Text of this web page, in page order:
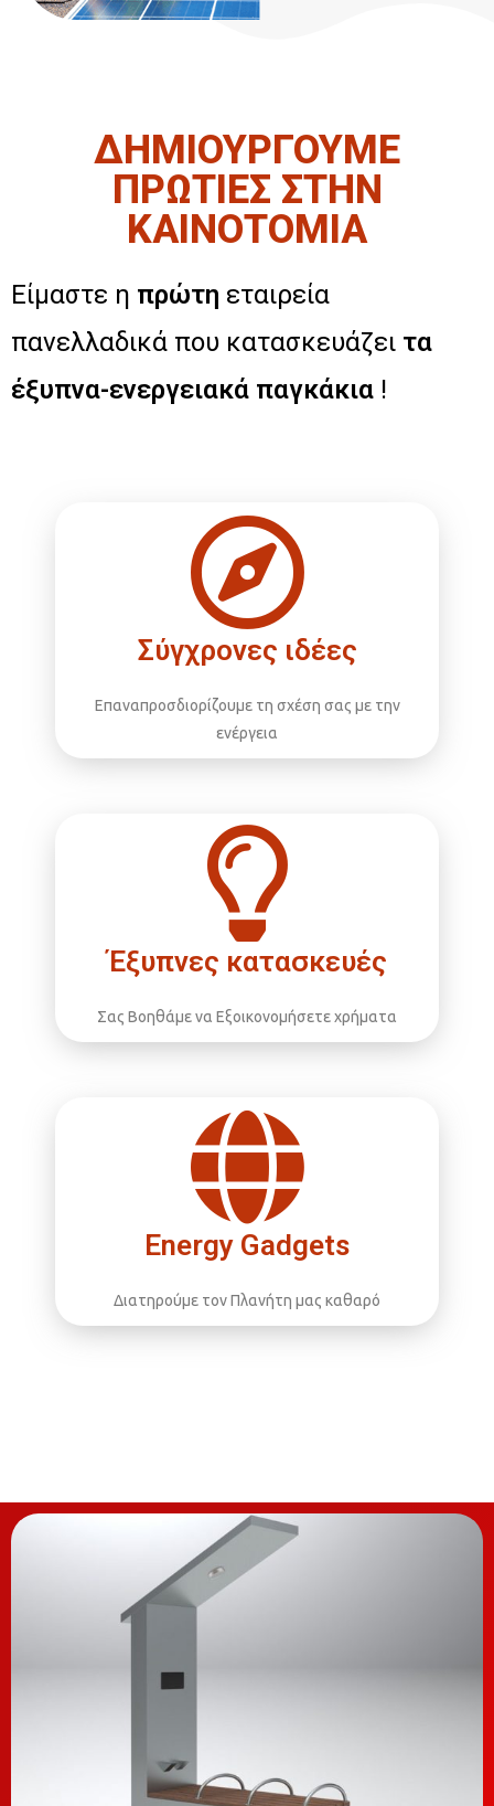
ΔΗΜΙΟΥΡΓΟΥΜΕ
ΠΡΩΤΙΕΣ ΣΤΗΝ
ΚΑΙΝΟΤΟΜΙΑ
Είμαστε η πρώτη εταιρεία
πανελλαδικά που κατασκευάζει τα
έξυπνα-ενεργειακά παγκάκια !
Σύγχρονες ιδέες
Επαναπροσδιορίζουμε τη σχέση σας με την
ενέργεια
Έξυπνες κατασκευές
Σας Βοηθάμε να Εξοικονομήσετε χρήματα
Energy Gadgets
Διατηρούμε τον Πλανήτη μας καθαρό